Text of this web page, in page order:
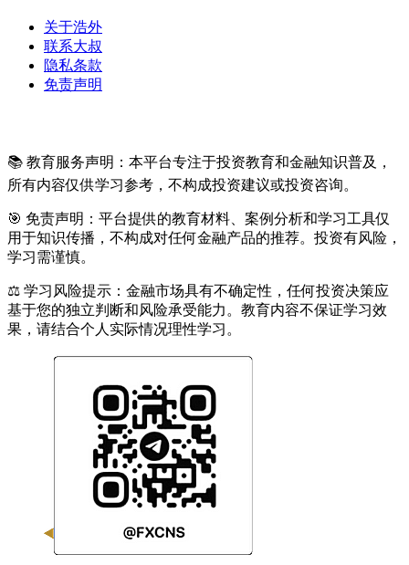
关于浩外
联系大叔
隐私条款
免责声明
📚 教育服务声明：本平台专注于投资教育和金融知识普及，
所有内容仅供学习参考，不构成投资建议或投资咨询。
🎯 免责声明：平台提供的教育材料、案例分析和学习工具仅
用于知识传播，不构成对任何金融产品的推荐。投资有风险，
学习需谨慎。
⚖️ 学习风险提示：金融市场具有不确定性，任何投资决策应
基于您的独立判断和风险承受能力。教育内容不保证学习效
果，请结合个人实际情况理性学习。